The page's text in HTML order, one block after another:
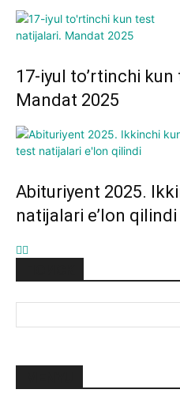
17-iyul to’rtinchi
Mandat 2025
Abituriyent 2025.
natijalari e’lon qilindi